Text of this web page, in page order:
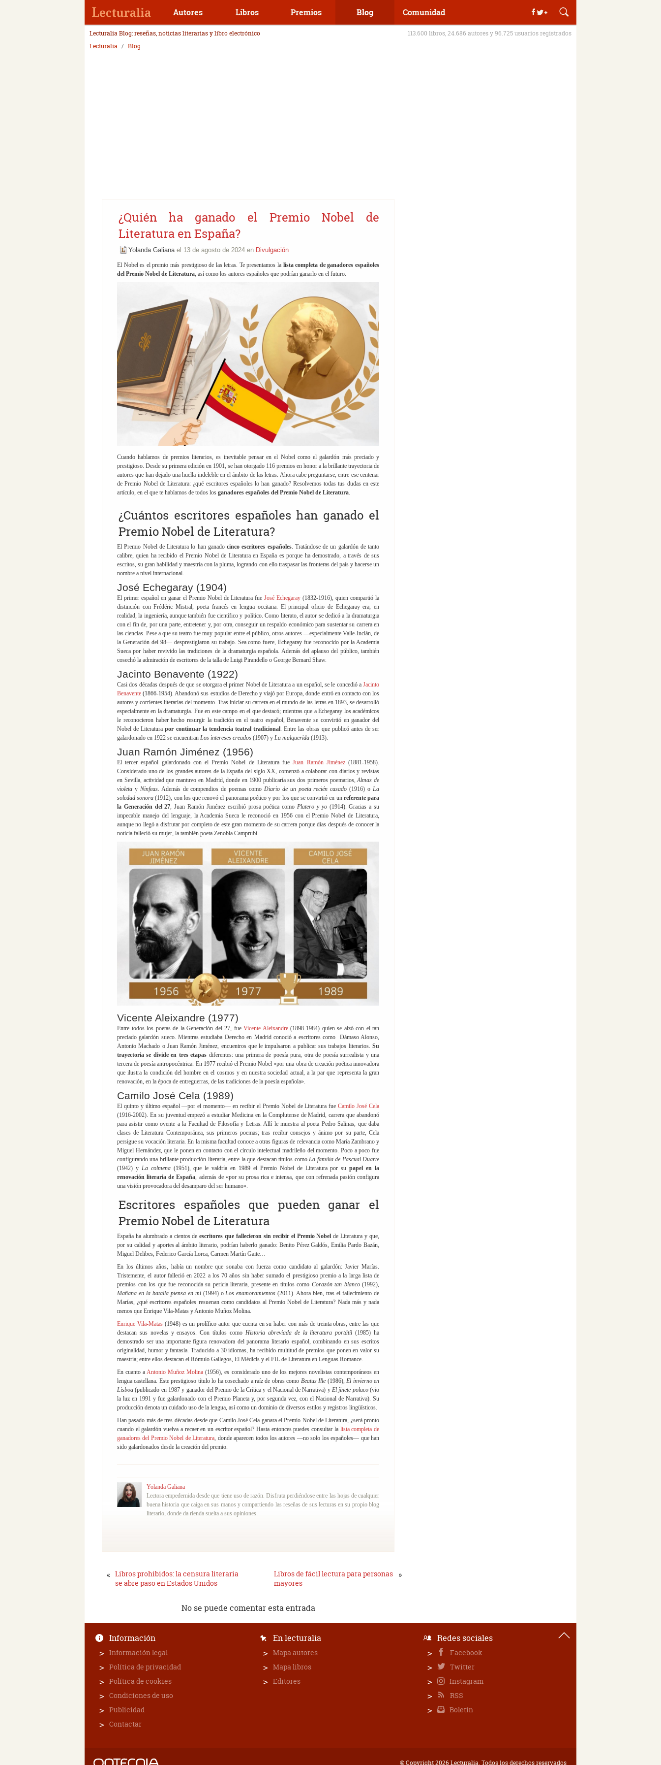
Autores Libros Premios Blog Comunidad
Lecturalia Blog: reseñas, noticias literarias y libro electrónico
113.600 libros, 24.686 autores y 96.725 usuarios registrados
Lecturalia
Blog
¿Quién ha ganado el Premio Nobel de
Literatura en España?
Yolanda Galianael 13 de agosto de 2024 en Divulgación
El Nobel es el premio más prestigioso de las letras. Te presentamos la lista completa de ganadores españoles
del Premio Nobel de Literatura, así como los autores españoles que podrían ganarlo en el futuro.
Cuando hablamos de premios literarios, es inevitable pensar en el Nobel como el galardón más preciado y
prestigioso. Desde su primera edición en 1901, se han otorgado 116 premios en honor a la brillante trayectoria de
autores que han dejado una huella indeleble en el ámbito de las letras. Ahora cabe preguntarse, entre ese centenar
de Premio Nobel de Literatura: ¿qué escritores españoles lo han ganado? Resolvemos todas tus dudas en este
artículo, en el que te hablamos de todos los ganadores españoles del Premio Nobel de Literatura.
¿Cuántos escritores españoles han ganado el
Premio Nobel de Literatura?
El Premio Nobel de Literatura lo han ganado cinco escritores españoles. Tratándose de un galardón de tanto
calibre, quien ha recibido el Premio Nobel de Literatura en España es porque ha demostrado, a través de sus
escritos, su gran habilidad y maestría con la pluma, logrando con ello traspasar las fronteras del país y hacerse un
nombre a nivel internacional.
José Echegaray (1904)
El primer español en ganar el Premio Nobel de Literatura fueJosé Echegaray (1832-1916), quien compartió la
distinción con Frédéric Mistral, poeta francés en lengua occitana. El principal oficio de Echegaray era, en
realidad, la ingeniería, aunque también fue científico y político. Como literato, el autor se dedicó a la dramaturgia
con el fin de, por una parte, entretener y, por otra, conseguir un respaldo económico para sustentar su carrera en
las ciencias. Pese a que su teatro fue muy popular entre el público, otros autores —especialmente Valle-Inclán, de
la Generación del 98— desprestigiaron su trabajo. Sea como fuere, Echegaray fue reconocido por la Academia
Sueca por haber revivido las tradiciones de la dramaturgia española. Además del aplauso del público, también
cosechó la admiración de escritores de la talla de Luigi Pirandello o George Bernard Shaw.
Jacinto Benavente (1922)
Casi dos décadas después de que se otorgara el primer Nobel de Literatura a un español, se le concedió a Jacinto
Benavente (1866-1954). Abandonó sus estudios de Derecho y viajó por Europa, donde entró en contacto con los
autores y corrientes literarias del momento. Tras iniciar su carrera en el mundo de las letras en 1893, se desarrolló
especialmente en la dramaturgia. Fue en este campo en el que destacó; mientras que a Echegaray los académicos
le reconocieron haber hecho resurgir la tradición en el teatro español, Benavente se convirtió en ganador del
Nobel de Literatura por continuar la tendencia teatral tradicional. Entre las obras que publicó antes de ser
galardonado en 1922 se encuentran Los intereses creados (1907) y La malquerida (1913).
Juan Ramón Jiménez (1956)
El tercer español galardonado con el Premio Nobel de Literatura fueJuan Ramón Jiménez(1881-1958).
Considerado uno de los grandes autores de la España del siglo XX, comenzó a colaborar con diarios y revistas
en Sevilla, actividad que mantuvo en Madrid, donde en 1900 publicaría sus dos primeros poemarios,Almas de
violeta y Ninfeas. Además de compendios de poemas como Diario de un poeta recién casado (1916) oLa
soledad sonora (1912), con los que renovó el panorama poético y por los que se convirtió en un referente para
la Generación del 27, Juan Ramón Jiménez escribió prosa poética comoPlatero y yo(1914). Gracias a su
impecable manejo del lenguaje, la Academia Sueca le reconoció en 1956 con el Premio Nobel de Literatura,
aunque no llegó a disfrutar por completo de este gran momento de su carrera porque días después de conocer la
noticia falleció su mujer, la también poeta Zenobia Camprubí.
Vicente Aleixandre (1977)
Entre todos los poetas de la Generación del 27, fue Vicente Aleixandre(1898-1984) quien se alzó con el tan
preciado galardón sueco. Mientras estudiaba Derecho en Madrid conoció a escritores como Dámaso Alonso,
Antonio Machado o Juan Ramón Jiménez, encuentros que le impulsaron a publicar sus trabajos literarios. Su
trayectoria se divide en tres etapas diferentes: una primera de poesía pura, otra de poesía surrealista y una
tercera de poesía antropocéntrica. En 1977 recibió el Premio Nobel «por una obra de creación poética innovadora
que ilustra la condición del hombre en el cosmos y en nuestra sociedad actual, a la par que representa la gran
renovación, en la época de entreguerras, de las tradiciones de la poesía española».
Camilo José Cela (1989)
El quinto y último español —por el momento— en recibir el Premio Nobel de Literatura fueCamilo José Cela
(1916-2002). En su juventud empezó a estudiar Medicina en la Complutense de Madrid, carrera que abandonó
para asistir como oyente a la Facultad de Filosofía y Letras. Allí le muestra al poeta Pedro Salinas, que daba
clases de Literatura Contemporánea, sus primeros poemas; tras recibir consejos y ánimo por su parte, Cela
persigue su vocación literaria. En la misma facultad conoce a otras figuras de relevancia como María Zambrano y
Miguel Hernández, que le ponen en contacto con el círculo intelectual madrileño del momento. Poco a poco fue
configurando una brillante producción literaria, entre la que destacan títulos comoLa familia de Pascual Duarte
(1942) y La colmena(1951), que le valdría en 1989 el Premio Nobel de Literatura por supapel en la
renovación literaria de España, además de «por su prosa rica e intensa, que con refrenada pasión configura
una visión provocadora del desamparo del ser humano».
Escritores españoles que pueden ganar el
Premio Nobel de Literatura
España ha alumbrado a cientos deescritores que fallecieron sin recibir el Premio Nobel de Literatura y que,
por su calidad y aportes al ámbito literario, podrían haberlo ganado: Benito Pérez Galdós, Emilia Pardo Bazán,
Miguel Delibes, Federico García Lorca, Carmen Martín Gaite…
En los últimos años, había un nombre que sonaba con fuerza como candidato al galardón: Javier Marías.
Tristemente, el autor falleció en 2022 a los 70 años sin haber sumado el prestigioso premio a la larga lista de
premios con los que fue reconocida su pericia literaria, presente en títulos como Corazón tan blanco(1992),
Mañana en la batalla piensa en mí(1994) oLos enamoramientos (2011). Ahora bien, tras el fallecimiento de
Marías, ¿qué escritores españoles resuenan como candidatos al Premio Nobel de Literatura? Nada más y nada
menos que Enrique Vila-Matas y Antonio Muñoz Molina.
Enrique Vila-Matas(1948) es un prolífico autor que cuenta en su haber con más de treinta obras, entre las que
destacan sus novelas y ensayos. Con títulos como Historia abreviada de la literatura portátil (1985) ha
demostrado ser una importante figura renovadora del panorama literario español, combinando en sus escritos
originalidad, humor y fantasía. Traducido a 30 idiomas, ha recibido multitud de premios que ponen en valor su
maestría; entre ellos destacan el Rómulo Gallegos, El Médicis y el FIL de Literatura en Lenguas Romance.
En cuanto aAntonio Muñoz Molina (1956), es considerado uno de los mejores novelistas contemporáneos en
lengua castellana. Este prestigioso título lo ha cosechado a raíz de obras como Beatus Ille (1986),El invierno en
Lisboa (publicado en 1987 y ganador del Premio de la Crítica y el Nacional de Narrativa) yEl jinete polaco(vio
la luz en 1991 y fue galardonado con el Premio Planeta y, por segunda vez, con el Nacional de Narrativa). Su
producción denota un cuidado uso de la lengua, así como un dominio de diversos estilos y registros lingüísticos.
Han pasado más de tres décadas desde que Camilo José Cela ganara el Premio Nobel de Literatura, ¿será pronto
cuando el galardón vuelva a recaer en un escritor español? Hasta entonces puedes consultar la lista completa de
ganadores del Premio Nobel de Literatura, donde aparecen todos los autores —no solo los españoles— que han
sido galardonados desde la creación del premio.
Yolanda Galiana
Lectora empedernida desde que tiene uso de razón. Disfruta perdiéndose entre las hojas de cualquier
buena historia que caiga en sus manos y compartiendo las reseñas de sus lecturas en su propio blog
literario, donde da rienda suelta a sus opiniones.
« Libros prohibidos: la censura literaria
se abre paso en Estados Unidos
Libros de fácil lectura para personas
mayores
»
No se puede comentar esta entrada
Información
Información legal
Política de privacidad
Política de cookies
Condiciones de uso
Publicidad
Contactar
En lecturalia
Mapa autores
Mapa libros
Editores
Redes sociales
Facebook
Twitter
Instagram
RSS
Boletín
© Copyright 2026 Lecturalia. Todos los derechos reservados